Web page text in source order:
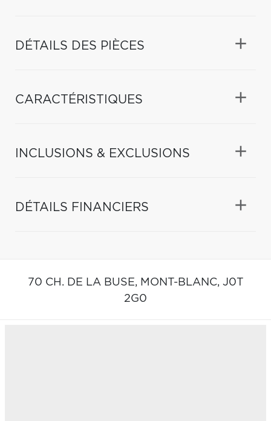
DÉTAILS DES PIÈCES
CARACTÉRISTIQUES
INCLUSIONS & EXCLUSIONS
DÉTAILS FINANCIERS
70 CH. DE LA BUSE, MONT-BLANC, J0T
2G0